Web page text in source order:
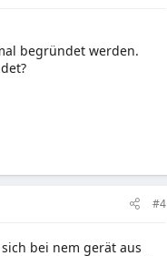
begründet werden.
#4
bei nem gerät aus